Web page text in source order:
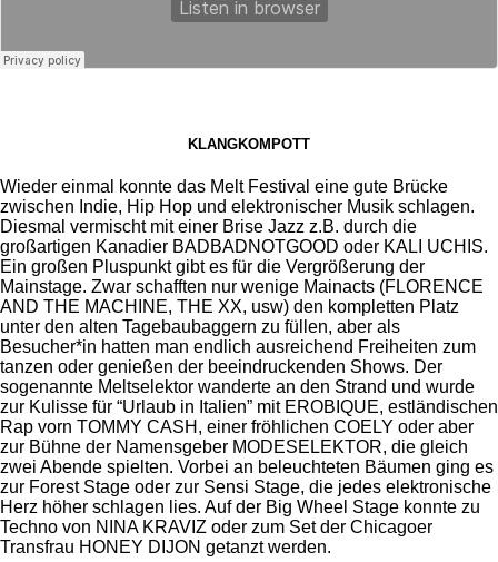
KLANGKOMPOTT
Wieder einmal konnte das Melt Festival eine gute Brücke
zwischen Indie, Hip Hop und elektronischer Musik schlagen.
Diesmal vermischt mit einer Brise Jazz z.B. durch die
großartigen Kanadier BADBADNOTGOOD oder KALI UCHIS.
Ein großen Pluspunkt gibt es für die Vergrößerung der
Mainstage. Zwar schafften nur wenige Mainacts (FLORENCE
AND THE MACHINE, THE XX, usw) den kompletten Platz
unter den alten Tagebaubaggern zu füllen, aber als
Besucher*in hatten man endlich ausreichend Freiheiten zum
tanzen oder genießen der beeindruckenden Shows. Der
sogenannte Meltselektor wanderte an den Strand und wurde
zur Kulisse für “Urlaub in Italien” mit EROBIQUE, estländischen
Rap vorn TOMMY CASH, einer fröhlichen COELY oder aber
zur Bühne der Namensgeber MODESELEKTOR, die gleich
zwei Abende spielten. Vorbei an beleuchteten Bäumen ging es
zur Forest Stage oder zur Sensi Stage, die jedes elektronische
Herz höher schlagen lies. Auf der Big Wheel Stage konnte zu
Techno von NINA KRAVIZ oder zum Set der Chicagoer
Transfrau HONEY DIJON getanzt werden.